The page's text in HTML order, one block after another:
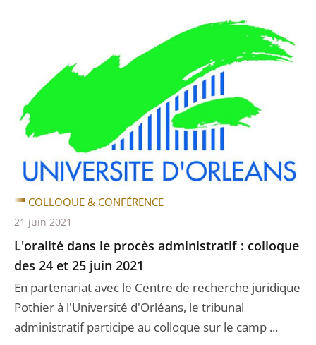
L'oralité dans le procès administratif : colloque
des 24 et 25 juin 2021
En partenariat avec le Centre de recherche juridique
Pothier à l'Université d'Orléans, le tribunal
administratif participe au colloque sur le camp ...
COLLOQUE & CONFÉRENCE
21 juin 2021